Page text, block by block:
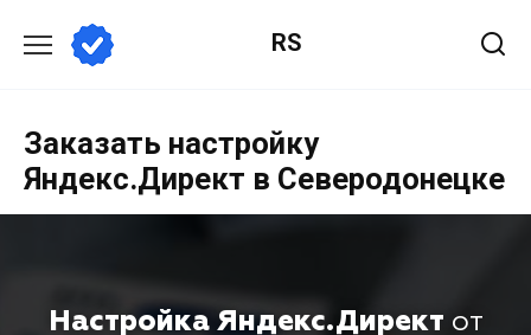
RS
Заказать настройку
Яндекс.Директ в Северодонецке
Настройка Яндекс.Директ от